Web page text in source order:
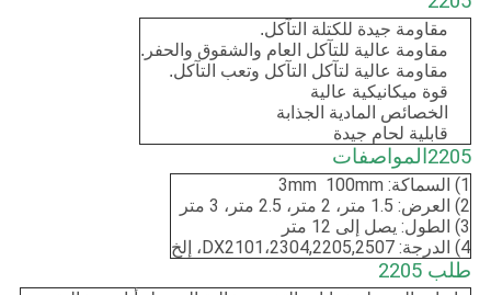
مقاومة جيدة للكتلة التآكل.
مقاومة عالية للتآكل العام والشقوق والحفر.
مقاومة عالية لتآكل التآكل وتعب التآكل.
قوة ميكانيكية عالية
الخصائص المادية الجذابة
قابلية لحام جيدة
2205المواصفات
1) السماكة: 3mm ️ 100mm
2) العرض: 1.5 متر، 2 متر، 2.5 متر، 3 متر
3) الطول: يصل إلى 12 متر
4) الدرجة: DX2101،2304,2205,2507، إلخ
طلب 2205